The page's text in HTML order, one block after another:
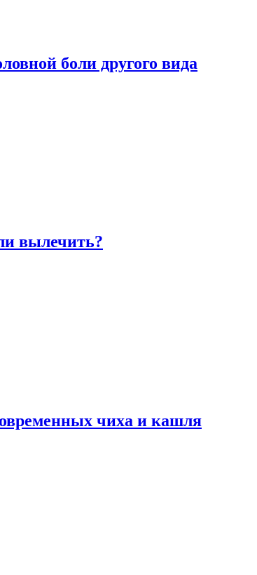
боли другого вида
вылечить?
чиха и кашля